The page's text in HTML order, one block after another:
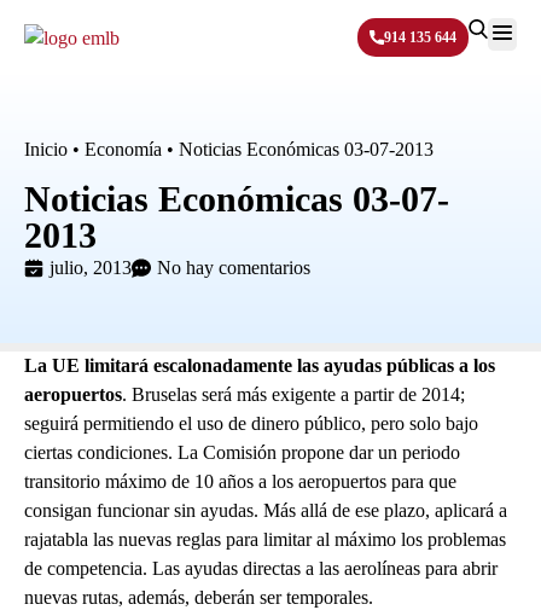
914 135 644
Inicio • Economía • Noticias Económicas 03-07-2013
Noticias Económicas 03-07-
2013
julio, 2013 No hay comentarios
La UE limitará escalonadamente las ayudas públicas a los
aeropuertos. Bruselas será más exigente a partir de 2014;
seguirá permitiendo el uso de dinero público, pero solo bajo
ciertas condiciones. La Comisión propone dar un periodo
transitorio máximo de 10 años a los aeropuertos para que
consigan funcionar sin ayudas. Más allá de ese plazo, aplicará a
rajatabla las nuevas reglas para limitar al máximo los problemas
de competencia. Las ayudas directas a las aerolíneas para abrir
nuevas rutas, además, deberán ser temporales.